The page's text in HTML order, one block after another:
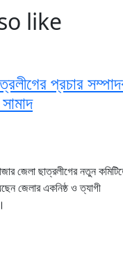
like
প্রচার
জেলা ছাত্রলীগের নতুন
জেলার একনিষ্ঠ ও ত্যাগী